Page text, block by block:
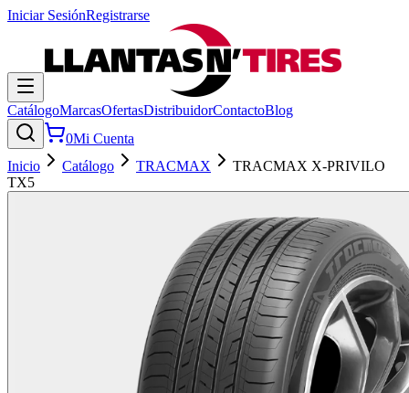
Iniciar SesiónRegistrarse
CatálogoMarcasOfertasDistribuidorContactoBlog
0Mi Cuenta
Inicio
Catálogo TRACMAX
TRACMAX X-PRIVILO
TX5